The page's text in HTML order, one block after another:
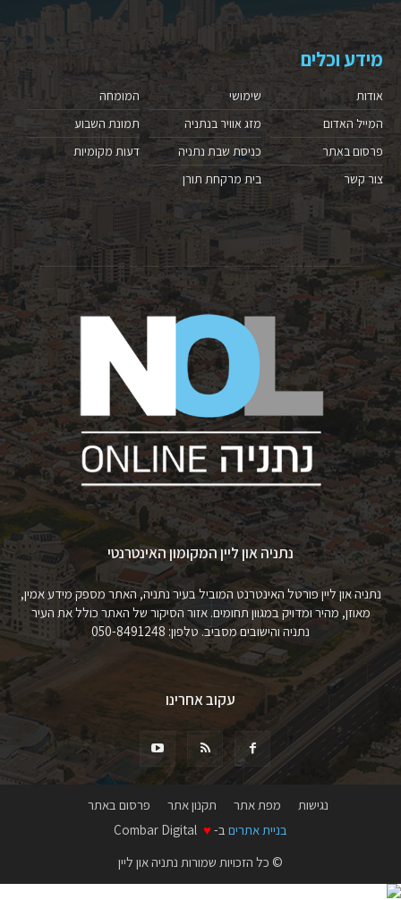
מידע וכלים
אודות
המייל האדום
פרסום באתר
צור קשר
שימושי
מזג אוויר בנתניה
כניסת שבת נתניה
בית מרקחת תורן
המומחה
תמונת השבוע
דעות מקומיות
נתניה און ליין המקומון האינטרנטי
נתניה און ליין פורטל האינטרנט המוביל בעיר נתניה, האתר מספק מידע אמין,
מאוזן, מהיר ומדויק במגוון תחומים. אזור הסיקור של האתר כולל את העיר
נתניה והישובים מסביב. טלפון: 050-8491248
עקוב אחרינו
נגישות מפת אתר תקנון אתר
פרסום באתר
בניית אתרים ב- ♥
© כל הזכויות שמורות נתניה און ליין